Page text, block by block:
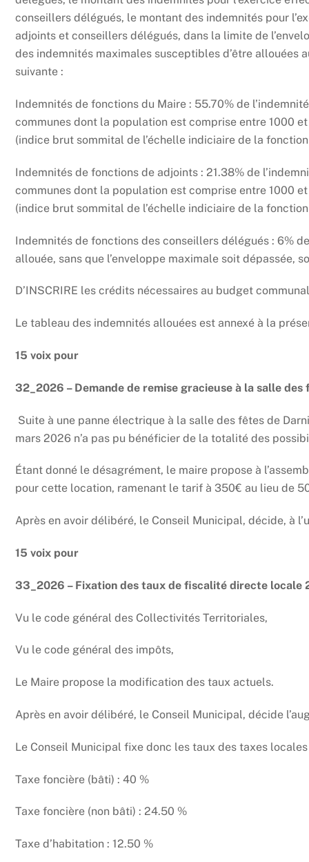
conseillers délégués, le montant des indemnités pour
adjoints et conseillers délégués, dans la limite de
des indemnités maximales susceptibles d’être allouées
suivante :
Indemnités de fonctions du Maire : 55.70% de
communes dont la population est comprise entre 1000
(indice brut sommital de l’échelle indiciaire de la
Indemnités de fonctions de adjoints : 21.38% de
communes dont la population est comprise entre 1000
(indice brut sommital de l’échelle indiciaire de la
Indemnités de fonctions des conseillers délégués : 6%
allouée, sans que l’enveloppe maximale soit dépassée,
D’INSCRIRE les crédits nécessaires au budget
Le tableau des indemnités allouées est annexé à la
15 voix pour
32_2026 – Demande de remise gracieuse à la salle des
Suite à une panne électrique à la salle des fêtes de
mars 2026 n’a pas pu bénéficier de la totalité des
Étant donné le désagrément, le maire propose à
pour cette location, ramenant le tarif à 350€ au lieu de
Après en avoir délibéré, le Conseil Municipal, décide, à
15 voix pour
33_2026 – Fixation des taux de fiscalité directe locale
Vu le code général des Collectivités Territoriales,
Vu le code général des impôts,
Le Maire propose la modification des taux actuels.
Après en avoir délibéré, le Conseil Municipal, décide
Le Conseil Municipal fixe donc les taux des taxes
Taxe foncière (bâti) : 40 %
Taxe foncière (non bâti) : 24.50 %
Taxe d’habitation : 12.50 %